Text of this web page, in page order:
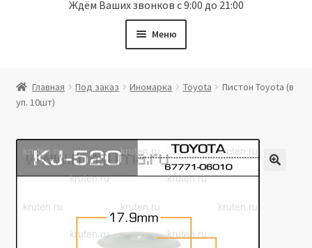
Ждём Ваших звонков с 9:00 до 21:00
Меню
Витрина
Мой аккаунт
Политика в отношении обработки персональных
Производители
Главная Под заказ Иномарка Toyota
Пистон Toyota (в
уп. 10шт)